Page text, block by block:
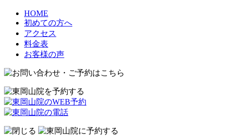
HOME
初めての方へ
アクセス
料金表
お客様の声